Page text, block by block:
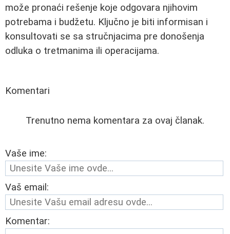
može pronaći rešenje koje odgovara njihovim
potrebama i budžetu. Ključno je biti informisan i
konsultovati se sa stručnjacima pre donošenja
odluka o tretmanima ili operacijama.
Komentari
Trenutno nema komentara za ovaj članak.
Vaše ime:
Vaš email:
Komentar: